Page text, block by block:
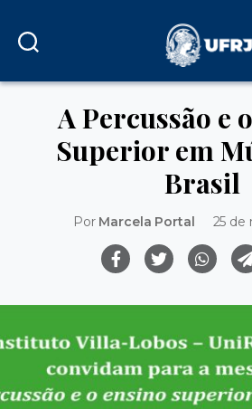
A Percussão e
Superior em
Brasil
Por Marcela Portal 25 de